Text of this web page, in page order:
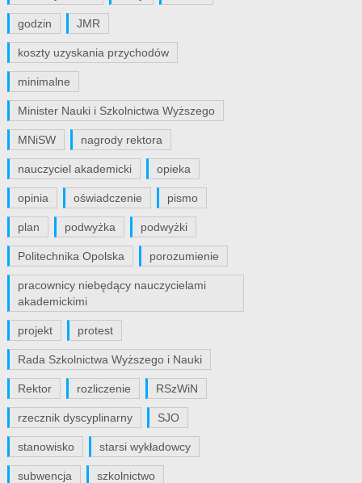
godzin JMR
koszty uzyskania przychodów
minimalne
Minister Nauki i Szkolnictwa Wyższego
MNiSW nagrody rektora
nauczyciel akademicki opieka
opinia oświadczenie pismo
plan podwyżka podwyżki
Politechnika Opolska porozumienie
pracownicy niebędący nauczycielami
akademickimi
projekt protest
Rada Szkolnictwa Wyższego i Nauki
Rektor rozliczenie RSzWiN
rzecznik dyscyplinarny SJO
stanowisko starsi wykładowcy
subwencja szkolnictwo